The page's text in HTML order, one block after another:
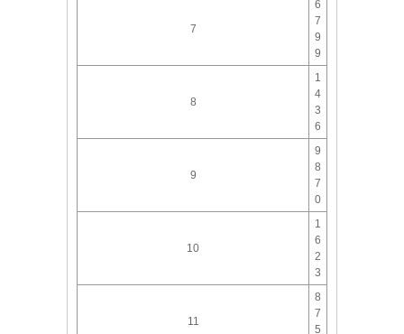
7
6
7
9
9
8
1
4
3
6
9
9
8
7
0
10
1
6
2
3
11
8
7
5